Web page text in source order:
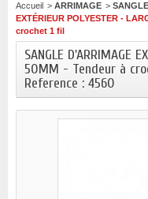
Accueil > ARRIMAGE >
EXTÉRIEUR POLYESTER -
crochet 1 fil
SANGLE D'ARRIMAGE
50MM - Tendeur à
Reference : 4560